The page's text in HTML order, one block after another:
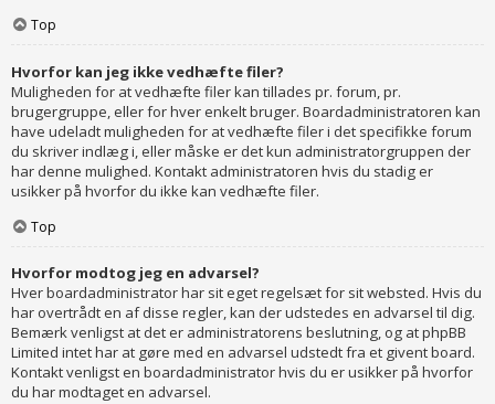
Top
Hvorfor kan jeg ikke vedhæfte filer?
Muligheden for at vedhæfte filer kan tillades pr. forum, pr.
brugergruppe, eller for hver enkelt bruger. Boardadministratoren kan
have udeladt muligheden for at vedhæfte filer i det specifikke forum
du skriver indlæg i, eller måske er det kun administratorgruppen der
har denne mulighed. Kontakt administratoren hvis du stadig er
usikker på hvorfor du ikke kan vedhæfte filer.
Top
Hvorfor modtog jeg en advarsel?
Hver boardadministrator har sit eget regelsæt for sit websted. Hvis du
har overtrådt en af disse regler, kan der udstedes en advarsel til dig.
Bemærk venligst at det er administratorens beslutning, og at phpBB
Limited intet har at gøre med en advarsel udstedt fra et givent board.
Kontakt venligst en boardadministrator hvis du er usikker på hvorfor
du har modtaget en advarsel.